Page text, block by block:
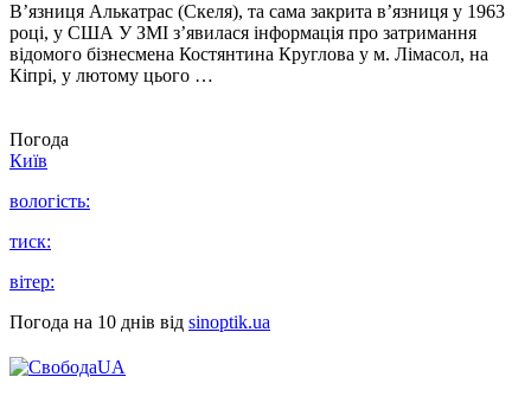
В’язниця Алькатрас (Скеля), та сама закрита в’язниця у 1963
році, у США У ЗМІ з’явилася інформація про затримання
відомого бізнесмена Костянтина Круглова у м. Лімасол, на
Кіпрі, у лютому цього …
Погода
Київ
вологість:
тиск:
вітер:
Погода на 10 днів від sinoptik.ua